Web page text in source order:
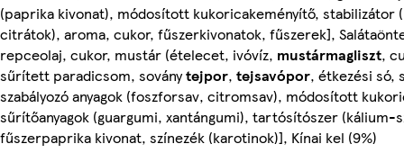
(paprika kivonat), módosított kukoricakeményítő, stabilizátor
citrátok), aroma, cukor, fűszerkivonatok, fűszerek],
repceolaj, cukor, mustár (ételecet, ivóvíz, mustármagliszt,
sűrített paradicsom, soványtejpor, tejsavópor, étkezési só,
szabályozó anyagok (foszforsav, citromsav), módosított
sűrítőanyagok (guargumi, xantángumi), tartósítószer (kálium-
fűszerpaprika kivonat, színezék (karotinok)], Kínai kel (9%)